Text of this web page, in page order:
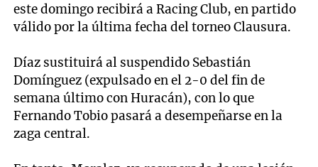
este domingo recibirá a Racing Club, en partido
válido por la última fecha del torneo Clausura.
Díaz sustituirá al suspendido Sebastián
Domínguez (expulsado en el 2-0 del fin de
semana último con Huracán), con lo que
Fernando Tobio pasará a desempeñarse en la
zaga central.